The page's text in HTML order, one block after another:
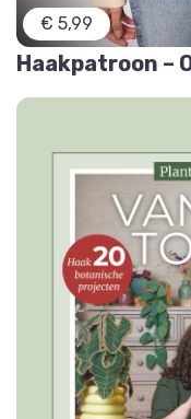
€ 5,99
Haakpatroon –